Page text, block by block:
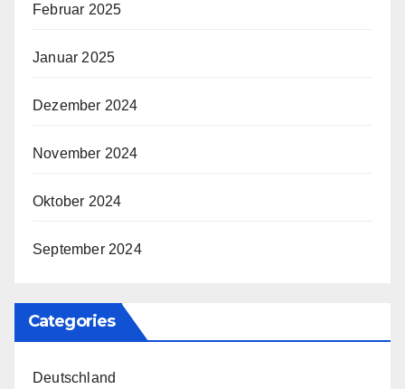
Februar 2025
Januar 2025
Dezember 2024
November 2024
Oktober 2024
September 2024
Categories
Deutschland